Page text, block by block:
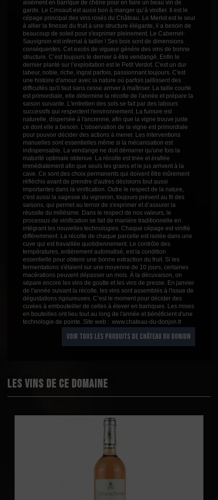
aisément en barrique de chêne pour en faire un beau vin de
garde. Le Cinsault est aussi bon à manger qu’à vinifier. Il est le
cépage principal des vins rosés du Château. Le Merlot est le seul
à allier la finesse du fruit à une structure élégante, il a besoin de
beaucoup de soleil pour s'exprimer pleinement. Le Cabernet-
Sauvignon est infernal à tailler ! Ses bois sont de dimensions
conséquentes. Cet excès de vigueur génère des vins de bonne
structure. C’est toujours le dernier à être vendangé. Enfin le
dernier planté sur l’exploitation est le Petit Verdot. C'est un dur
labeur, noble, riche, ingrat parfois, passionnant toujours. C'est
une histoire d'amour avec la nature où parfois jaillissent des
difficultés qu'il faut sans cesse arriver à maîtriser. La taille courte
est primordiale, elle détermine la récolte de l'année et prépare la
saison suivante. L'entretien des sols se fait par des labours
successifs qui respectent l'environnement. La fumure est
naturelle, dispersée à l'ancienne, afin que la vigne trouve juste
ce dont elle a besoin. L'observation de la vigne est primordiale
pour pouvoir décider des actions à mener. Les interventions
manuelles sont essentielles même si la mécanisation est
indispensable. La vendange ne doit démarrer qu'une fois la
maturité optimale obtenue. La récolte est triée et éraflée
immédiatement afin que seuls les grains et le jus arrivent à la
cave. Ce sont des choix permanents qui doivent être mûrement
réfléchis avant de prendre d'autres décisions tout aussi
importantes dans la vinification. Outre le respect de la nature,
c'est aussi la sagesse du vigneron, toujours présent au fil des
saisons, qui permet au terroir de s'exprimer et d’assurer la
réussite du millésime. Dans le respect de nos valeurs, le
processus de vinification se fait de manière traditionnelle en
intégrant les nouvelles technologies. Chaque cépage est vinifié
différemment. La récolte de chaque parcelle est isolée dans une
cuve qui est travaillée quotidiennement. Le contrôle des
températures, entièrement automatisé, est la condition
essentielle pour obtenir une bonne extraction du fruit. Si les
fermentations s'étalent sur une moyenne de 10 jours, certaines
macérations peuvent dépasser un mois. À la décuvaison, on
sépare encore les vins de goutte et les vins de presse. En janvier
de l'année suivant la récolte, les vins sont assemblés à l'issue de
dégustations rigoureuses. C’est le moment pour décider des
cuvées à embouteiller de celles à élever en barriques. Les mises
en bouteilles ont lieu tout au long de l'année et bénéficient d'une
technologie de pointe. Site web : www.chateau-du-donjon.fr
VOIR TOUS LES PRODUITS DE CHÂTEAU DU DONJON
Les vins de ce domaine